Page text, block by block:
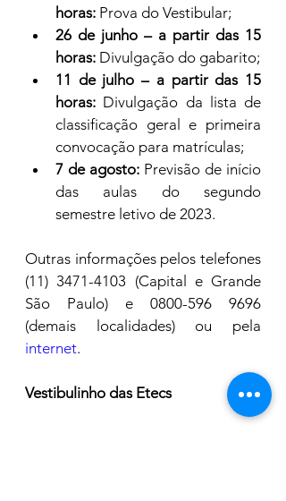
horas: Prova do Vestibular;
26 de junho – a partir das 15
horas: Divulgação do gabarito;
11 de julho – a partir das 15
horas: Divulgação da lista de
classificação geral e primeira
convocação para matrículas;
7 de agosto: Previsão de início
das aulas do segundo
semestre letivo de 2023.
Outras informações pelos telefones
(11) 3471-4103 (Capital e Grande
São Paulo) e 0800-596 9696
internet.
Vestibulinho das Etecs